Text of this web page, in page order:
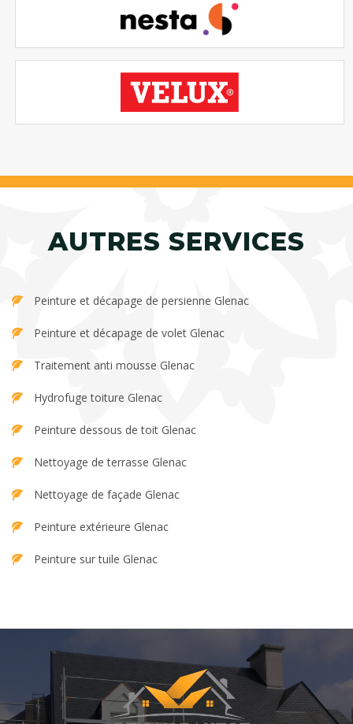
AUTRES SERVICES
Peinture et décapage de persienne Glenac
Peinture et décapage de volet Glenac
Traitement anti mousse Glenac
Hydrofuge toiture Glenac
Peinture dessous de toit Glenac
Nettoyage de terrasse Glenac
Nettoyage de façade Glenac
Peinture extérieure Glenac
Peinture sur tuile Glenac